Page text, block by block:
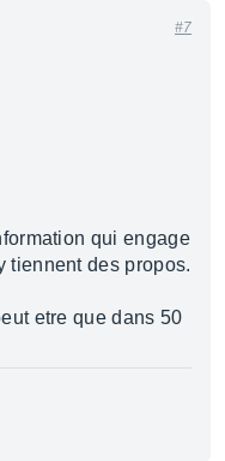
#7
qui engage
tiennent des propos.
etre que dans 50